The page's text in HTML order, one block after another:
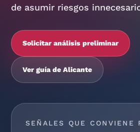
de asumir riesgos
Solicitar análisis preliminar
Ver guía de Alicante
SEÑALES QUE CONVIENE